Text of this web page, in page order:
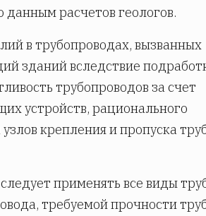
расчетов геологов.
в трубопроводах, вызванных
зданий вследствие
трубопроводов за счет
устройств, рационального
крепления и пропуска
применять все виды
требуемой прочности